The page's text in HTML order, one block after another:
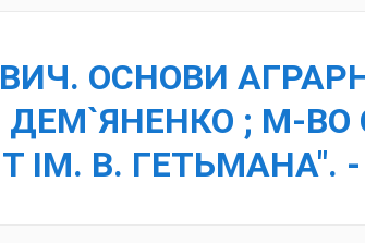
ОСНОВИ
ДЕМ`ЯНЕНКО ; М-ВО
В. ГЕТЬМАНА". -